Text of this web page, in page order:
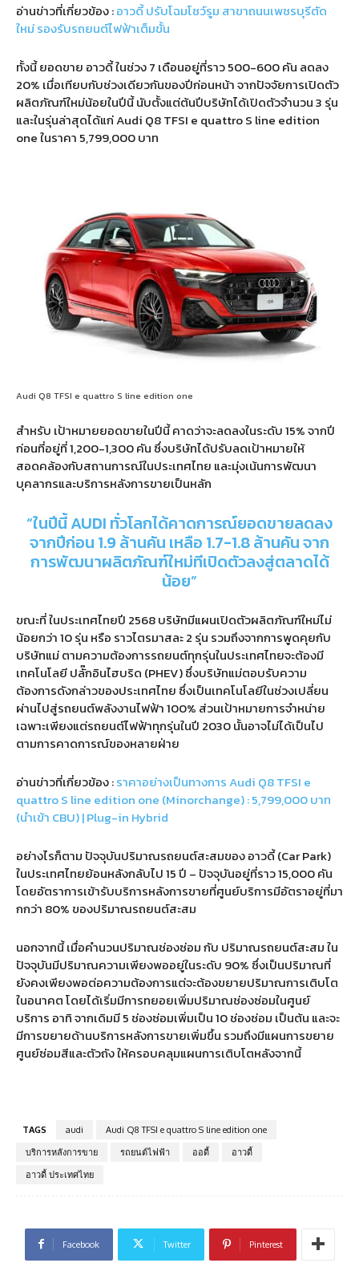
อ่านข่าวที่เกี่ยวข้อง :อาวดี้ ปรับโฉมโชว์รูม สาขาถนนเพชรบุรีตัด
ใหม่ รองรับรถยนต์ไฟฟ้าเต็มขั้น
ทั้งนี้ ยอดขาย อาวดี้ ในช่วง 7 เดือนอยู่ที่ราว 500-600 คัน ลดลง
20% เมื่อเทียบกับช่วงเดียวกันของปีก่อนหน้า จากปัจจัยการเปิดตัว
ผลิตภัณฑ์ใหม่น้อยในปีนี้ นับตั้งแต่ต้นปีบริษัทได้เปิดตัวจำนวน 3 รุ่น
และในรุ่นล่าสุดได้แก่ Audi Q8 TFSI e quattro S line edition
one ในราคา 5,799,000 บาท
Audi Q8 TFSI e quattro S line edition one
สำหรับ เป้าหมายยอดขายในปีนี้ คาดว่าจะลดลงในระดับ 15% จากปี
ก่อนที่อยู่ที่ 1,200-1,300 คัน ซึ่งบริษัทได้ปรับลดเป้าหมายให้
สอดคล้องกับสถานการณ์ในประเทศไทย และมุ่งเน้นการพัฒนา
บุคลากรและบริการหลังการขายเป็นหลัก
“ในปีนี้ AUDI ทั่วโลกได้คาดการณ์ยอดขายลดลง
จากปีก่อน 1.9 ล้านคัน เหลือ 1.7-1.8 ล้านคัน จาก
การพัฒนาผลิตภัณฑ์ใหม่ทีเปิดตัวลงสู่ตลาดได้
น้อย”
ขณะที่ ในประเทศไทยปี 2568 บริษัทมีแผนเปิดตัวผลิตภัณฑ์ใหม่ไม่
น้อยกว่า 10 รุ่น หรือ ราวไตรมาสละ 2 รุ่น รวมถึงจากการพูดคุยกับ
บริษัทแม่ ตามความต้องการรถยนต์ทุกรุ่นในประเทศไทยจะต้องมี
เทคโนโลยี ปลั๊กอินไฮบริด (PHEV) ซึ่งบริษัทแม่ตอบรับความ
ต้องการดังกล่าวของประเทศไทย ซึ่งเป็นเทคโนโลยีในช่วงเปลี่ยน
ผ่านไปสู่รถยนต์พลังงานไฟฟ้า 100% ส่วนเป้าหมายการจำหน่าย
เฉพาะเพียงแต่รถยนต์ไฟฟ้าทุกรุ่นในปี 2030 นั้นอาจไม่ได้เป็นไป
ตามการคาดการณ์ของหลายฝ่าย
อ่านข่าวที่เกี่ยวข้อง :ราคาอย่างเป็นทางการ Audi Q8 TFSI e
quattro S line edition one (Minorchange) : 5,799,000 บาท
(นำเข้า CBU) | Plug-in Hybrid
อย่างไรก็ตาม ปัจจุบันปริมาณรถยนต์สะสมของ อาวดี้ (Car Park)
ในประเทศไทยย้อนหลังกลับไป 15 ปี – ปัจจุบันอยู่ที่ราว 15,000 คัน
โดยอัตราการเข้ารับบริการหลังการขายที่ศูนย์บริการมีอัตราอยู่ที่มา
กกว่า 80% ของปริมาณรถยนต์สะสม
นอกจากนี้ เมื่อคำนวนปริมาณช่องซ่อม กับ ปริมาณรถยนต์สะสม ใน
ปัจจุบันมีปริมาณความเพียงพออยู่ในระดับ 90% ซึ่งเป็นปริมาณที่
ยังคงเพียงพอต่อความต้องการแต่จะต้องขยายปริมาณการเติบโต
ในอนาคต โดยได้เริ่มมีการทยอยเพิ่มปริมาณช่องซ่อมในศูนย์
บริการ อาทิ จากเดิมมี 5 ช่องซ่อมเพิ่มเป็น 10 ช่องซ่อม เป็นต้น และจะ
มีการขยายด้านบริการหลังการขายเพิ่มขึ้น รวมถึงมีแผนการขยาย
ศูนย์ซ่อมสีและตัวถัง ให้ครอบคลุมแผนการเติบโตหลังจากนี้
TAGS audi
Audi Q8 TFSI e quattro S line edition one
บริการหลังการขาย
รถยนต์ไฟฟ้า ออดี้
อาวดี้
อาวดี้ ประเทศไทย
Facebook Twitter Pinterest